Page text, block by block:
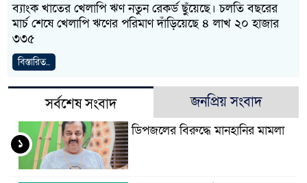
ব্যাংক খাতের খেলাপি ঋণ নতুন রেকর্ড ছুঁয়েছে। চলতি বছরের
মার্চ শেষে খেলাপি ঋণের পরিমাণ দাঁড়িয়েছে ৪ লাখ ২০ হাজার
৩৩৫
বিস্তারিত..
সর্বশেষ সংবাদ জনপ্রিয় সংবাদ
ডিপজলের বিরুদ্ধে মানহানির মামলা
১